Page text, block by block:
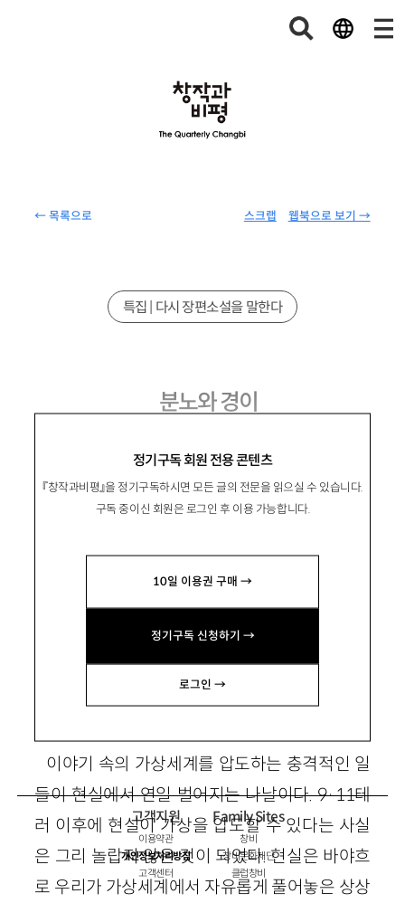
← 목록으로 웹북으로 보기 →
스크랩
정기구독 회원 전용 콘텐츠
『창작과비평』을 정기구독하시면 모든 글의 전문을 읽으실 수 있습니다.
구독 중이신 회원은 로그인 후 이용 가능합니다.
10일 이용권 구매 →
정기구독 신청하기 →
로그인 →
특집 | 다시 장편소설을 말한다
분노와 경이
許允溍
문학평론가. 평론집 『5시 57분』이 있음.
놀라운 이야기
이야기 속의 가상세계를 압도하는 충격적인 일
들이 현실에서 연일 벌어지는 나날이다.9·11테
러 이후에 현실이 가상을 압도할 수 있다는 사실
은 그리 놀랍지 않은 것이 되었다. 현실은 바야흐
로 우리가 가상세계에서 자유롭게 풀어놓은 상상
고객지원
이용약관
개인정보처리방침
고객센터
Family Sites
창비
창비문화재단
클럽창비